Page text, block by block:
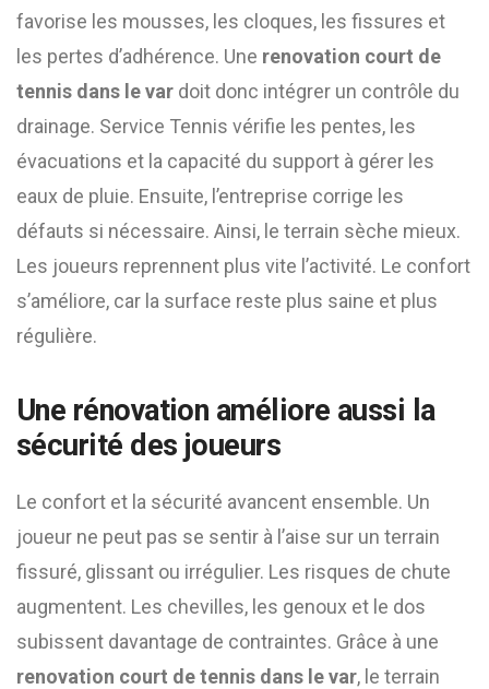
favorise les mousses, les cloques, les fissures et
les pertes d’adhérence. Une renovation court de
tennis dans le var doit donc intégrer un contrôle du
drainage. Service Tennis vérifie les pentes, les
évacuations et la capacité du support à gérer les
eaux de pluie. Ensuite, l’entreprise corrige les
défauts si nécessaire. Ainsi, le terrain sèche mieux.
Les joueurs reprennent plus vite l’activité. Le confort
s’améliore, car la surface reste plus saine et plus
régulière.
Une rénovation améliore aussi la
sécurité des joueurs
Le confort et la sécurité avancent ensemble. Un
joueur ne peut pas se sentir à l’aise sur un terrain
fissuré, glissant ou irrégulier. Les risques de chute
augmentent. Les chevilles, les genoux et le dos
subissent davantage de contraintes. Grâce à une
renovation court de tennis dans le var, le terrain